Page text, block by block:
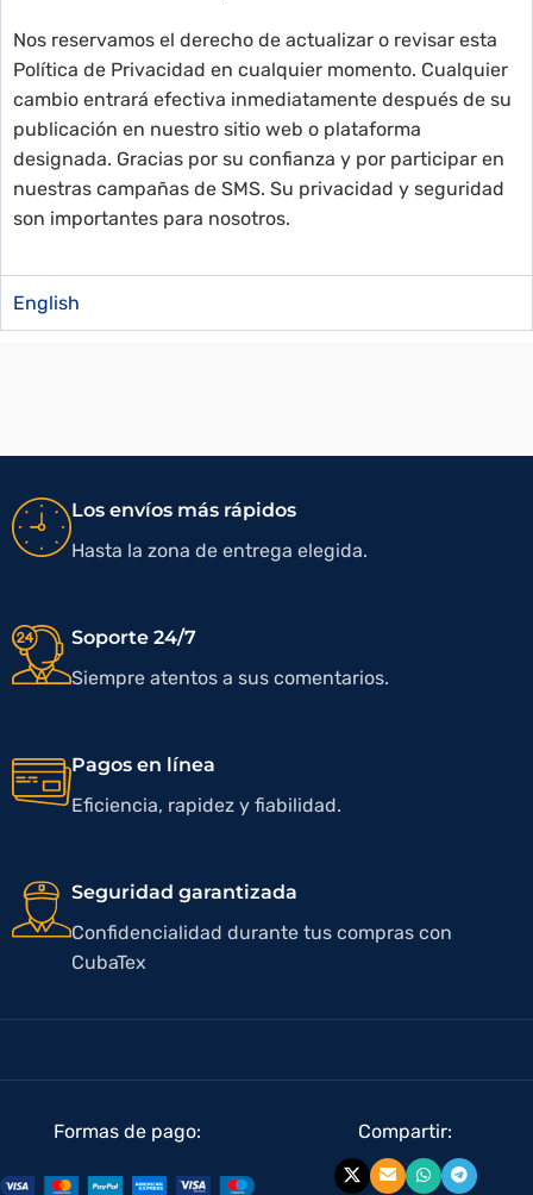
Nos reservamos el derecho de actualizar o revisar esta
Política de Privacidad en cualquier momento. Cualquier
cambio entrará efectiva inmediatamente después de su
publicación en nuestro sitio web o plataforma
designada. Gracias por su confianza y por participar en
nuestras campañas de SMS. Su privacidad y seguridad
son importantes para nosotros.
English
Los envíos más rápidos
Hasta la zona de entrega elegida.
Soporte 24/7
Siempre atentos a sus comentarios.
Pagos en línea
Eficiencia, rapidez y fiabilidad.
Seguridad garantizada
Confidencialidad durante tus compras con
CubaTex
Formas de pago: Compartir: